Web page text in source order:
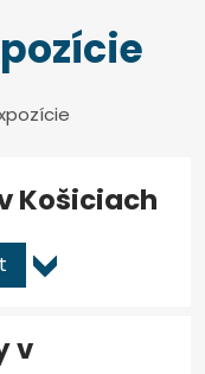
Košiciach
v